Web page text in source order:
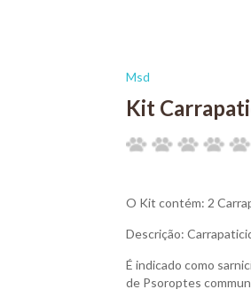
Msd
Kit
O Kit contém: 2
Descrição:
É indicado como
de Psoroptes